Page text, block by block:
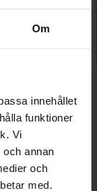
Om
innehållet
funktioner
Vi
annan
och
med.